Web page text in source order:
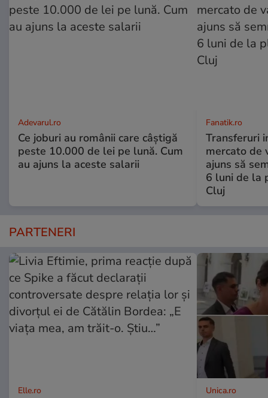
Adevarul.ro
Ce joburi au românii care câștigă
peste 10.000 de lei pe lună. Cum
au ajuns la aceste salarii
Fanatik.ro
Transferuri
mercato de
ajuns să
6 luni de la
Cluj
PARTENERI
Elle.ro Unica.ro